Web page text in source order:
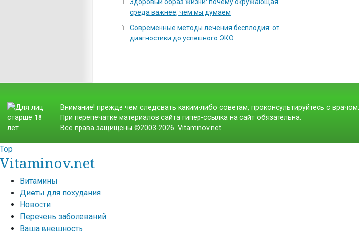
Здоровый образ жизни: почему окружающая
среда важнее, чем мы думаем
Современные методы лечения бесплодия: от
диагностики до успешного ЭКО
Внимание! прежде чем следовать каким-либо советам, проконсультируйтесь с врачом.
При перепечатке материалов сайта гипер-ссылка на сайт обязательна.
Все права защищены ©2003-2026. Vitaminov.net
Top
Vitaminov.net
Витамины
Диеты для похудания
Новости
Перечень заболеваний
Ваша внешность